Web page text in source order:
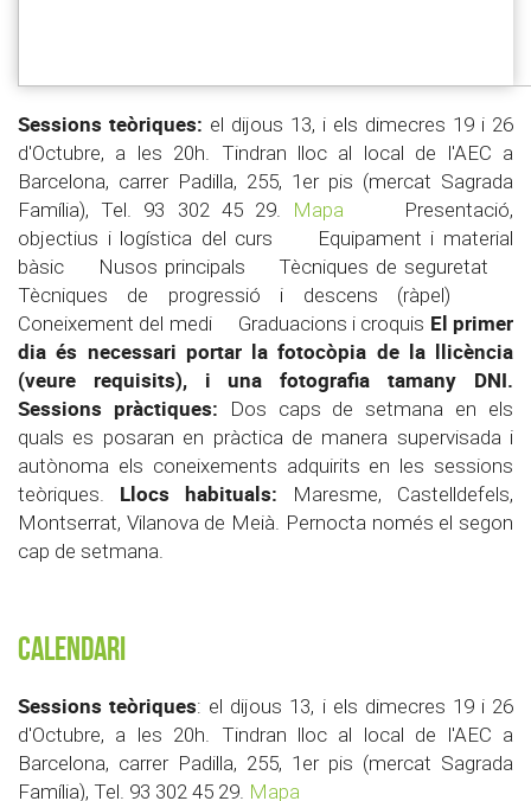
Sessions teòriques: el dijous 13, i els dimecres 19 i 26
d'Octubre, a les 20h. Tindran lloc al local de l'AEC a
Barcelona, carrer Padilla, 255, 1er pis (mercat Sagrada
Família), Tel. 93 302 45 29. Mapa Presentació,
objectius i logística del curs Equipament i material
bàsic Nusos principals Tècniques de seguretat
Tècniques de progressió i descens (ràpel)
Coneixement del medi Graduacions i croquis El primer
dia és necessari portar la fotocòpia de la llicència
(veure requisits), i una fotografia tamany DNI.
Sessions pràctiques: Dos caps de setmana en els
quals es posaran en pràctica de manera supervisada i
autònoma els coneixements adquirits en les sessions
teòriques. Llocs habituals: Maresme, Castelldefels,
Montserrat, Vilanova de Meià. Pernocta només el segon
cap de setmana.
Calendari
Sessions teòriques: el dijous 13, i els dimecres 19 i 26
d'Octubre, a les 20h. Tindran lloc al local de l'AEC a
Barcelona, carrer Padilla, 255, 1er pis (mercat Sagrada
Família), Tel. 93 302 45 29. Mapa